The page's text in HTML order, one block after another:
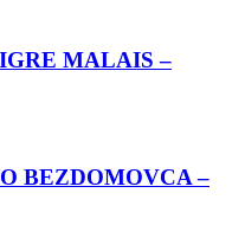
MALAIS –
BEZDOMOVCA –